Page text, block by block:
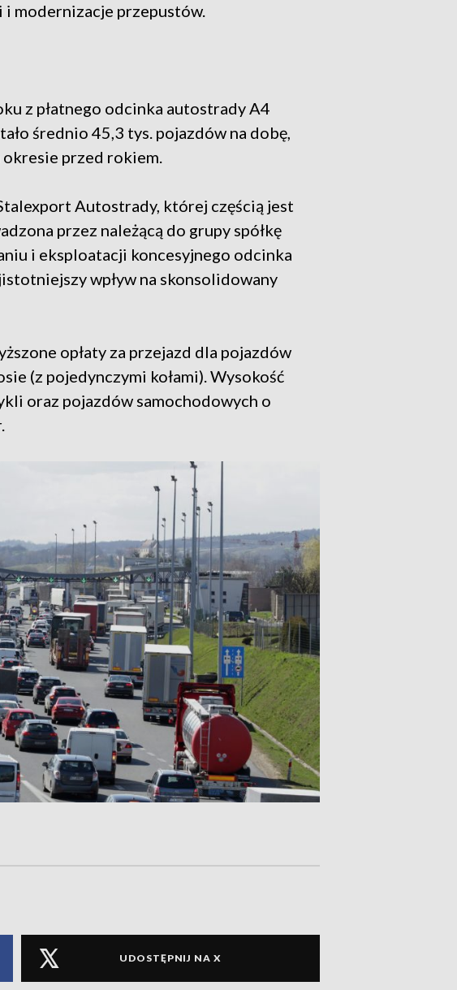
i modernizacje przepustów.
z płatnego odcinka autostrady A4
średnio 45,3 tys. pojazdów na dobę,
okresie przed rokiem.
Autostrady, której częścią jest
przez należącą do grupy spółkę
i eksploatacji koncesyjnego odcinka
wpływ na skonsolidowany
opłaty za przejazd dla pojazdów
(z pojedynczymi kołami). Wysokość
oraz pojazdów samochodowych o
UDOSTĘPNIJ NA X